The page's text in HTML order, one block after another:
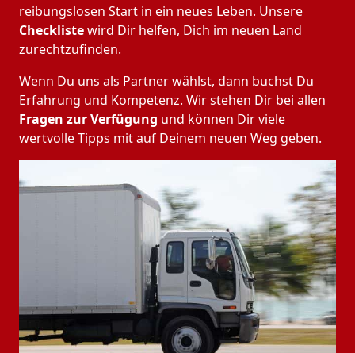
reibungslosen Start in ein neues Leben. Unsere
Checklistewird Dir helfen, Dich im neuen Land
zurechtzufinden.
Wenn Du uns als Partner wählst, dann buchst Du
Erfahrung und Kompetenz. Wir stehen Dir bei allen
Fragen zur Verfügung und können Dir viele
wertvolle Tipps mit auf Deinem neuen Weg geben.